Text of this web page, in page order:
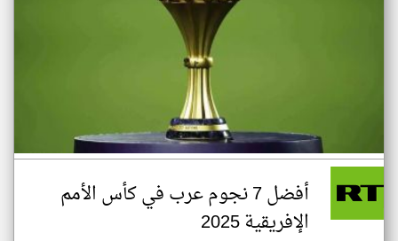
أفضل 7 نجوم عرب في كأس الأمم
الإفريقية 2025